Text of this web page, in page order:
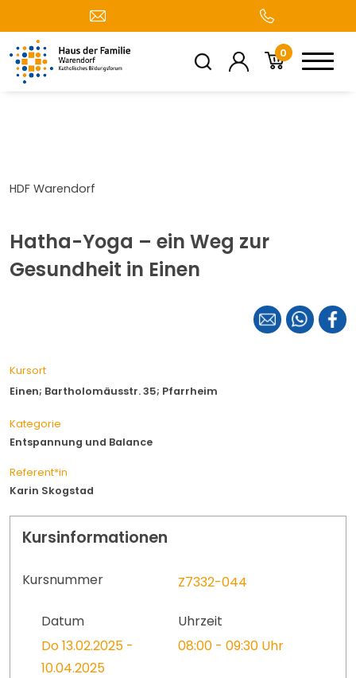
0
HDF Warendorf
Hatha-Yoga – ein Weg zur
Gesundheit in Einen
Referent*in
Karin Skogstad
Kategorie
Entspannung und Balance
Kursort
Einen; Bartholomäusstr. 35; Pfarrheim
Kursinformationen
Kursnummer Z7332-044
Datum
Do 13.02.2025 -
10.04.2025
Uhrzeit
08:00 - 09:30 Uhr